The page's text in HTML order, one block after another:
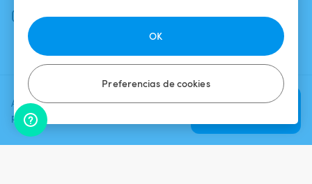
Preferencias de cookies
OK
Agrega una fecha y un horario
para ver el precio
Verificar
Instagram